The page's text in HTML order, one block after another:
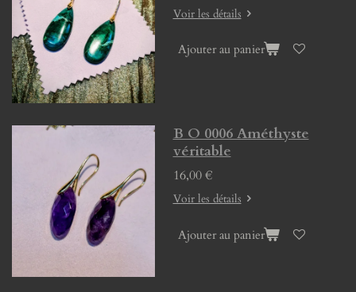
Voir les détails
Ajouter au panier
B O 0006 Améthyste
véritable
16,00 €
Voir les détails
Ajouter au panier